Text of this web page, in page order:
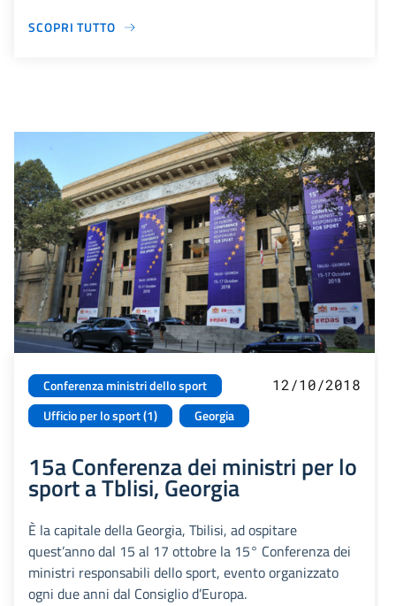
SCOPRI TUTTO
Conferenza ministri dello sport
Ufficio per lo sport (1)
Georgia
12/10/2018
15a Conferenza dei ministri per lo
sport a Tblisi, Georgia
È la capitale della Georgia, Tbilisi, ad ospitare
quest’anno dal 15 al 17 ottobre la 15° Conferenza dei
ministri responsabili dello sport, evento organizzato
ogni due anni dal Consiglio d’Europa.